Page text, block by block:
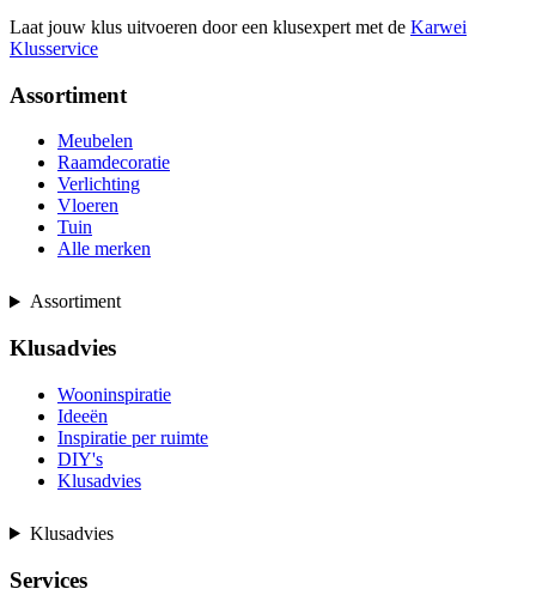
Laat jouw klus uitvoeren door een klusexpert met de Karwei
Klusservice
Assortiment
Meubelen
Raamdecoratie
Verlichting
Vloeren
Tuin
Alle merken
Assortiment
Klusadvies
Wooninspiratie
Ideeën
Inspiratie per ruimte
DIY's
Klusadvies
Klusadvies
Services